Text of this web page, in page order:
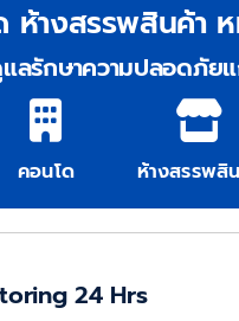
ห้างสรรพสินค้า
แลรักษาความปลอดภั
คอนโด ห้างสรรพสิ
24 Hrs